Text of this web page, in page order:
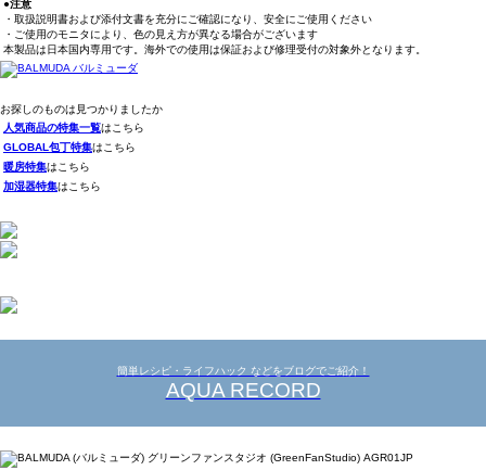
●注意
・取扱説明書および添付文書を充分にご確認になり、安全にご使用ください
・ご使用のモニタにより、色の見え方が異なる場合がございます
本製品は日本国内専用です。海外での使用は保証および修理受付の対象外となります。
お探しのものは見つかりましたか
人気商品の特集一覧はこちら
GLOBAL包丁特集はこちら
暖房特集はこちら
加湿器特集はこちら
簡単レシピ・ライフハック などをブログでご紹介！
AQUA RECORD